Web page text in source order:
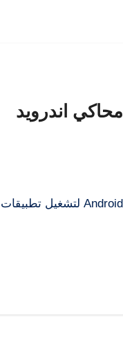
تحميل برنامج Nox player محاكي اندرويد
يعمل تحميل برنامج Nox player كمحاكي Android لتشغيل تطبيقات